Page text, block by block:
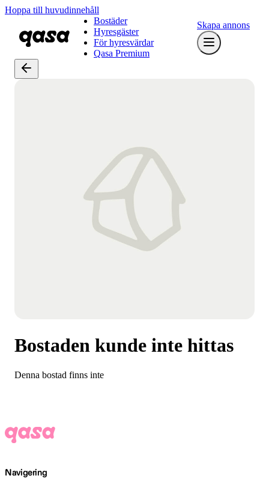
Hoppa till huvudinnehåll
Bostäder
Hyresgäster
För hyresvärdar
Qasa Premium
Skapa annons
Bostaden kunde inte hittas
Denna bostad finns inte
Navigering